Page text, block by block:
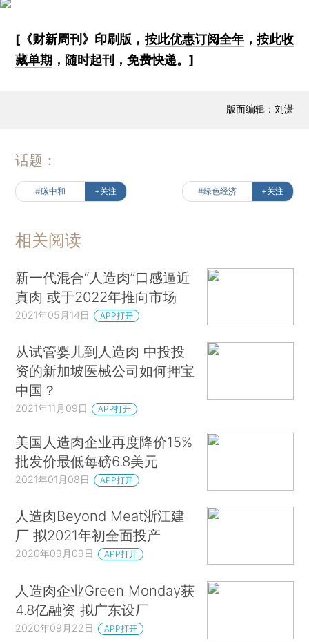
[《财新周刊》印刷版， 按此优惠订阅全年， 按此收
藏单期 ，随时起刊，免费快递。]
版面编辑：刘潇
话题：
#碳中和 +关注 #绿色经济 +关注
相关阅读
新一代混合“人造肉”口感逼近
真肉 或于2022年推向市场
2021年05月14日 APP打开
从试管婴儿到人造肉 中投投
资的新加坡医械公司如何押宝
中国？
2021年11月09日 APP打开
美国人造肉企业再度降价15%
批发价最低每磅6.8美元
2021年01月08日 APP打开
人造肉Beyond Meat浙江建
厂 拟2021年初全面投产
2020年09月09日 APP打开
人造肉企业Green Monday获
4.8亿融资 拟广东设厂
2020年09月22日 APP打开